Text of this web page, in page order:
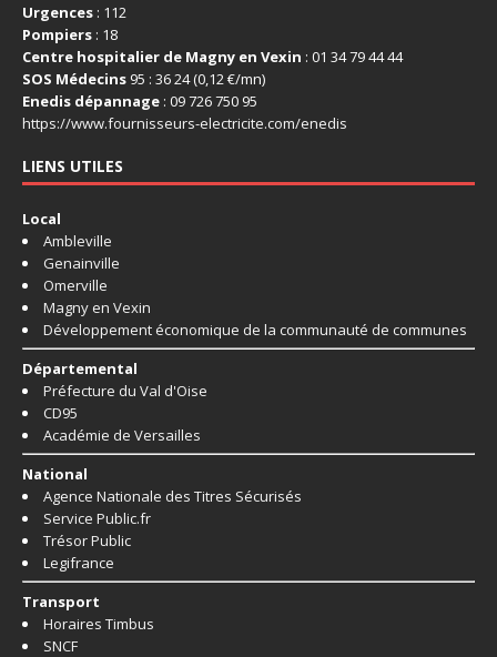
Urgences : 112
Pompiers : 18
Centre hospitalier de Magny en Vexin : 01 34 79 44 44
SOS Médecins 95 : 36 24 (0,12 €/mn)
Enedis dépannage : 09 726 750 95
https://www.fournisseurs-electricite.com/enedis
LIENS UTILES
Local
Ambleville
Genainville
Omerville
Magny en Vexin
Développement économique de la communauté de communes
Départemental
Préfecture du Val d'Oise
CD95
Académie de Versailles
National
Agence Nationale des Titres Sécurisés
Service Public.fr
Trésor Public
Legifrance
Transport
Horaires Timbus
SNCF